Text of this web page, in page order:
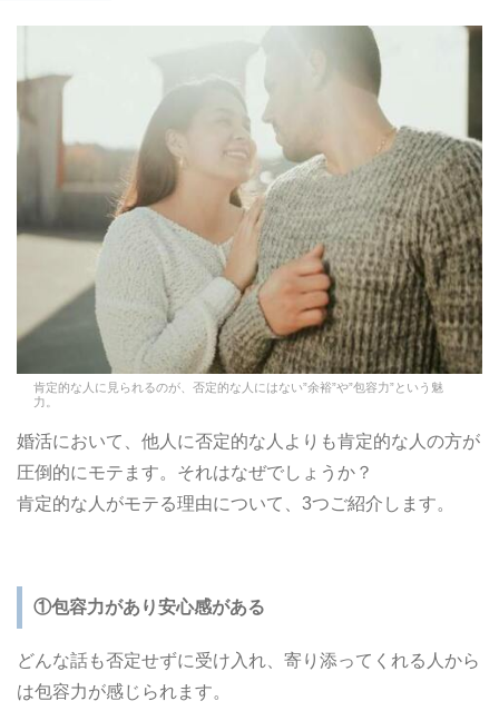
肯定的な人に見られるのが、否定的な人にはない”余裕”や”包容力”という魅
力。
婚活において、他人に否定的な人よりも肯定的な人の方が
圧倒的にモテます。それはなぜでしょうか？
肯定的な人がモテる理由について、3つご紹介します。
①包容力があり安心感がある
どんな話も否定せずに受け入れ、寄り添ってくれる人から
は包容力が感じられます。